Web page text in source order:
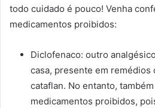
todo cuidado é pouco! Venha
medicamentos proibidos:
Diclofenaco: outro
casa, presente em remédios
cataflan. No entanto,
medicamentos proibidos,